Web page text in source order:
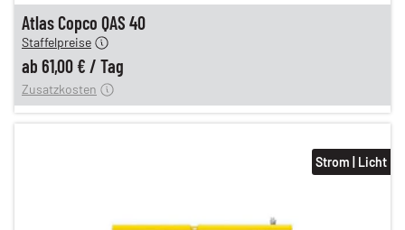
Atlas Copco QAS 40
Staffelpreise
ab 61,00 € / Tag
12,00 €
Zusatzkosten
Strom | Licht